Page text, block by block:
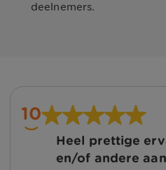
deelnemers.
10
Heel prettige
en/of andere